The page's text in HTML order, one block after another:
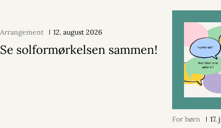
Arrangement 12. august 2026
Se solformørkelsen sammen!
For børn